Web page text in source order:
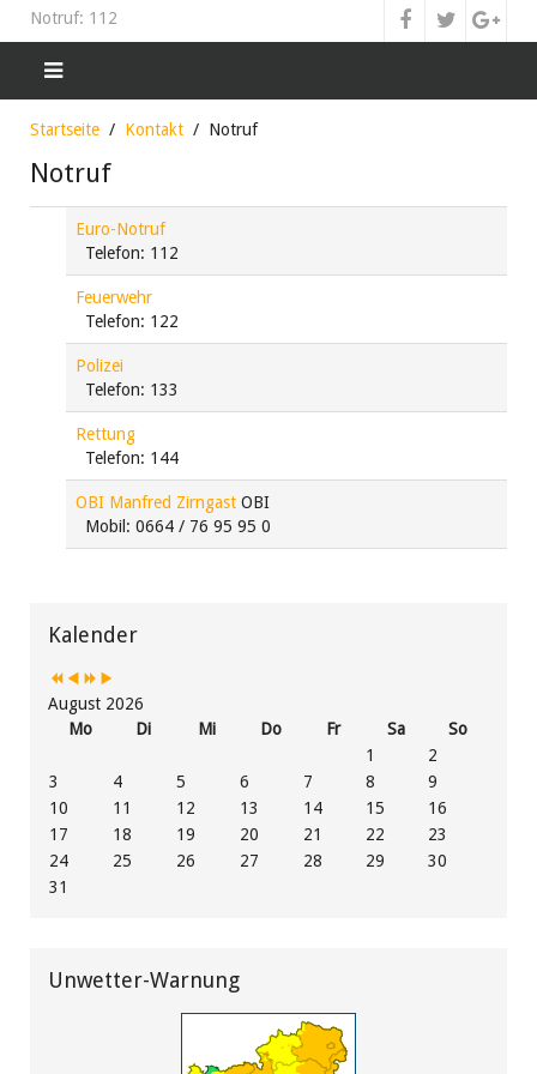
Notruf: 112
Startseite Kontakt Notruf
Notruf
Euro-Notruf
Telefon: 112
Feuerwehr
Telefon: 122
Polizei
Telefon: 133
Rettung
Telefon: 144
OBI Manfred Zirngast OBI
Mobil: 0664 / 76 95 95 0
Kalender
JahrMonat
JahrMonat
August 2026
Mo
Di Mi Do Fr Sa
So
1
2
3
4 5 6 7 8
9
10
11 12 13 14 15
16
17
18 19 20 21 22
23
24
25 26 27 28 29
30
31
Unwetter-Warnung